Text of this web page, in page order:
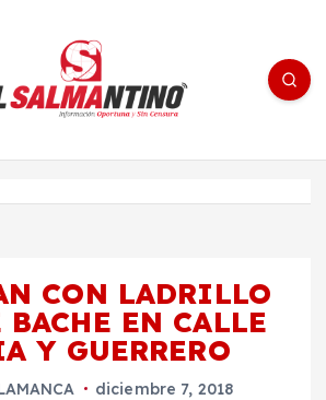
- medios/noticias/editorial
CON LADRILLO
BACHE EN CALLE
Y GUERRERO
diciembre 7, 2018